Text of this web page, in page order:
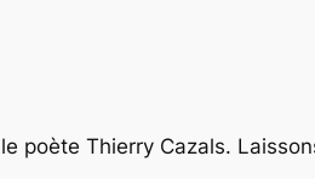
poète Thierry Cazals.